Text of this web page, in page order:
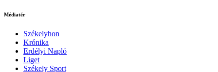
Médiatér
Székelyhon
Krónika
Erdélyi Napló
Liget
Székely Sport